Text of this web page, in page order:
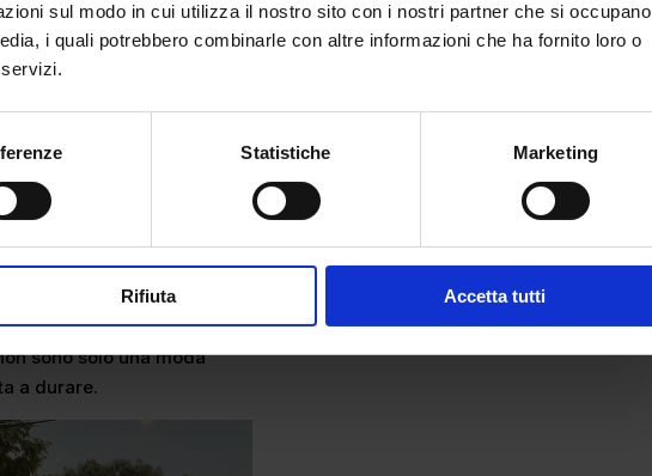
sul modo in cui utilizza il nostro sito con i nostri partner che si occupano
i quali potrebbero combinarle con altre informazioni che ha fornito loro o
Statistiche Marketing
Rifiuta Accetta tutti
o rischio di
unire
più di vedere un
Vuole vivere il brand,
con ospiti selezionati e
per farlo.
diesclusività e visibilità.
molti. E ogni
del brand: lusso,
sono solo una moda
a durare.